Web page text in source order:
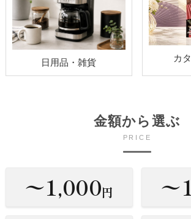
日用品・雑貨 カ
金額から選ぶ
PRICE
〜1,000円 〜